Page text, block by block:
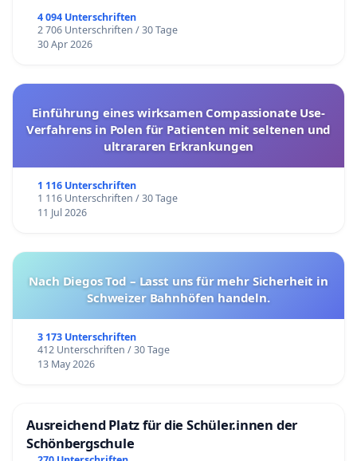
4 094 Unterschriften
2 706 Unterschriften / 30 Tage
30 Apr 2026
Einführung eines wirksamen Compassionate Use-
Verfahrens in Polen für Patienten mit seltenen und
ultrararen Erkrankungen
1 116 Unterschriften
1 116 Unterschriften / 30 Tage
11 Jul 2026
Nach Diegos Tod – Lasst uns für mehr Sicherheit in
Schweizer Bahnhöfen handeln.
3 173 Unterschriften
412 Unterschriften / 30 Tage
13 May 2026
Ausreichend Platz für die Schüler.innen der
Schönbergschule